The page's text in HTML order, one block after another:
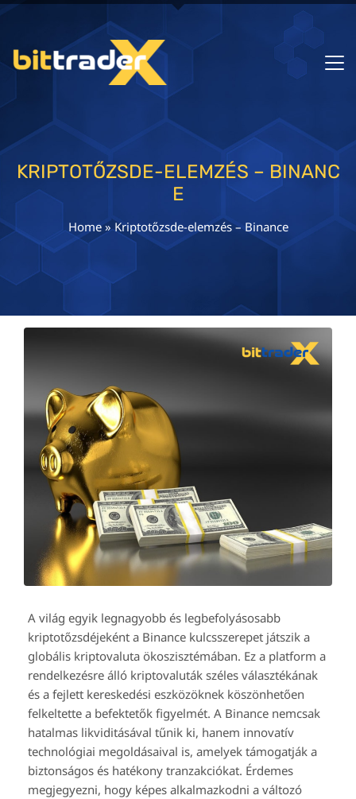
KRIPTOTŐZSDE-ELEMZÉS – BINANC
E
Home»Kriptotőzsde-elemzés – Binance
A világ egyik legnagyobb és legbefolyásosabb
kriptotőzsdéjeként a Binance kulcsszerepet játszik a
globális kriptovaluta ökoszisztémában. Ez a platform a
rendelkezésre álló kriptovaluták széles választékának
és a fejlett kereskedési eszközöknek köszönhetően
felkeltette a befektetők figyelmét. A Binance nemcsak
hatalmas likviditásával tűnik ki, hanem innovatív
technológiai megoldásaival is, amelyek támogatják a
biztonságos és hatékony tranzakciókat. Érdemes
megjegyezni, hogy képes alkalmazkodni a változó